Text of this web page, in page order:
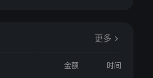
更多
金额
时间